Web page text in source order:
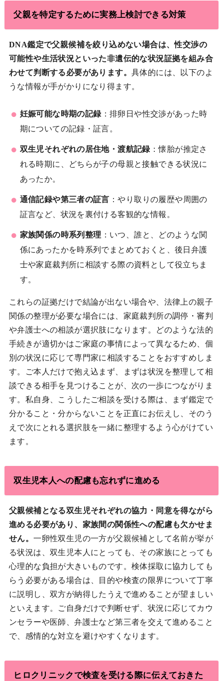
父親を特定するために実務上検討できる対策
DNA鑑定で父親候補を絞り込めない場合は、性交渉の
可能性や生活状況といった非遺伝的な状況証拠を組み合
わせて判断する必要があります。 具体的には、以下のよ
うな情報が手がかりになり得ます。
妊娠可能な時期の記録：排卵日や性交渉があった時
期についての記録・証言。
双生児それぞれの居住地・渡航記録：懐胎が推定さ
れる時期に、どちらが子の母親と接触できる状況に
あったか。
通信記録や第三者の証言 ：やり取りの履歴や周囲の
証言など、状況を裏付ける客観的な情報。
家族関係の時系列整理 ：いつ、誰と、どのような関
係にあったかを時系列でまとめておくと、後日弁護
士や家庭裁判所に相談する際の資料として役立ちま
す。
これらの証拠だけで結論が出ない場合や、法律上の親子
関係の整理が必要な場合には、家庭裁判所の調停・審判
や弁護士への相談が選択肢になります。どのような法的
手続きが適切かはご家庭の事情によって異なるため、個
別の状況に応じて専門家に相談することをおすすめしま
す。ご本人だけで抱え込まず、まずは状況を整理して相
談できる相手を見つけることが、次の一歩につながりま
す。私自身、こうしたご相談を受ける際は、まず鑑定で
分かること・分からないことを正直にお伝えし、そのう
えで次にとれる選択肢を一緒に整理するよう心がけてい
ます。
双生児本人への配慮も忘れずに進める
父親候補となる双生児それぞれの協力・同意を得ながら
進める必要があり、家族間の関係性への配慮も欠かせま
せん。一卵性双生児の一方が父親候補として名前が挙が
る状況は、双生児本人にとっても、その家族にとっても
心理的な負担が大きいものです。検体採取に協力しても
らう必要がある場合は、目的や検査の限界について丁寧
に説明し、双方が納得したうえで進めることが望ましい
といえます。ご自身だけで判断せず、状況に応じてカウ
ンセラーや医師、弁護士など第三者を交えて進めること
で、感情的な対立を避けやすくなります。
ヒロクリニックで検査を受ける際に伝えておきた